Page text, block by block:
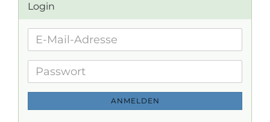
Login
E-
Adresse
Passwort
ANMELDEN